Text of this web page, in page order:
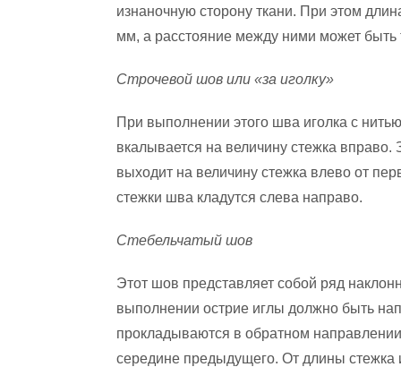
изнаночную сторону ткани. При этом
мм, а расстояние между ними может
Строчевой шов или «за иголку»
При выполнении этого шва иголка с
вкалывается на величину стежка
выходит на величину стежка влево от
стежки шва кладутся слева направо.
Стебельчатый шов
Этот шов представляет собой ряд
выполнении острие иглы должно быть
прокладываются в обратном
середине предыдущего. От длины